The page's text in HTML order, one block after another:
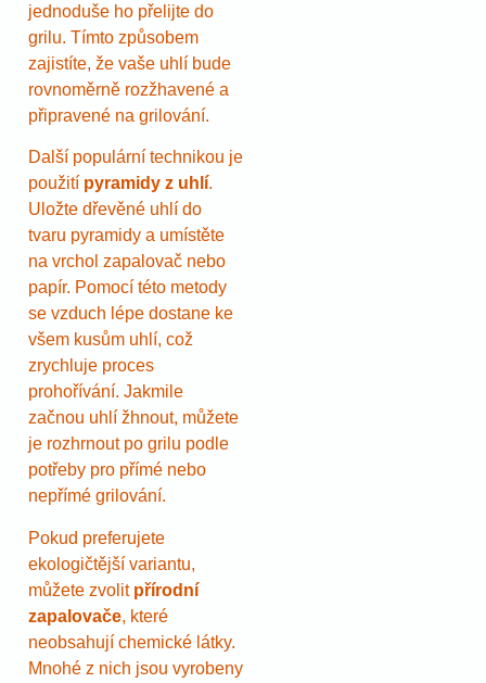
jednoduše ho přelijte do
grilu. Tímto způsobem
zajistíte, že vaše uhlí bude
rovnoměrně rozžhavené a
připravené na grilování.
Další populární technikou je
použití pyramidy z uhlí.
Uložte dřevěné uhlí do
tvaru pyramidy a umístěte
na vrchol zapalovač nebo
papír. Pomocí této metody
se vzduch lépe dostane ke
všem kusům uhlí, což
zrychluje proces
prohořívání. Jakmile
začnou uhlí žhnout, můžete
je rozhrnout po grilu podle
potřeby pro přímé nebo
nepřímé grilování.
Pokud preferujete
ekologičtější variantu,
můžete zvolit přírodní
zapalovače, které
neobsahují chemické látky.
Mnohé z nich jsou vyrobeny